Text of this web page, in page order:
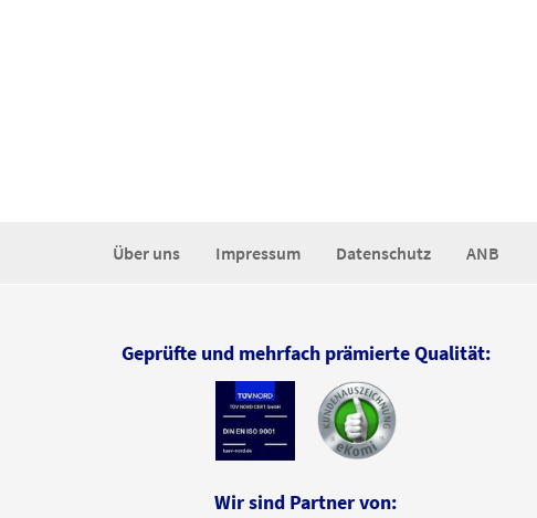
Über uns Impressum Datenschutz ANB
Geprüfte und mehrfach prämierte Qualität:
Wir sind Partner von: